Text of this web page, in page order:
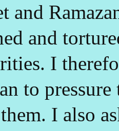
and
and
I
to
I also